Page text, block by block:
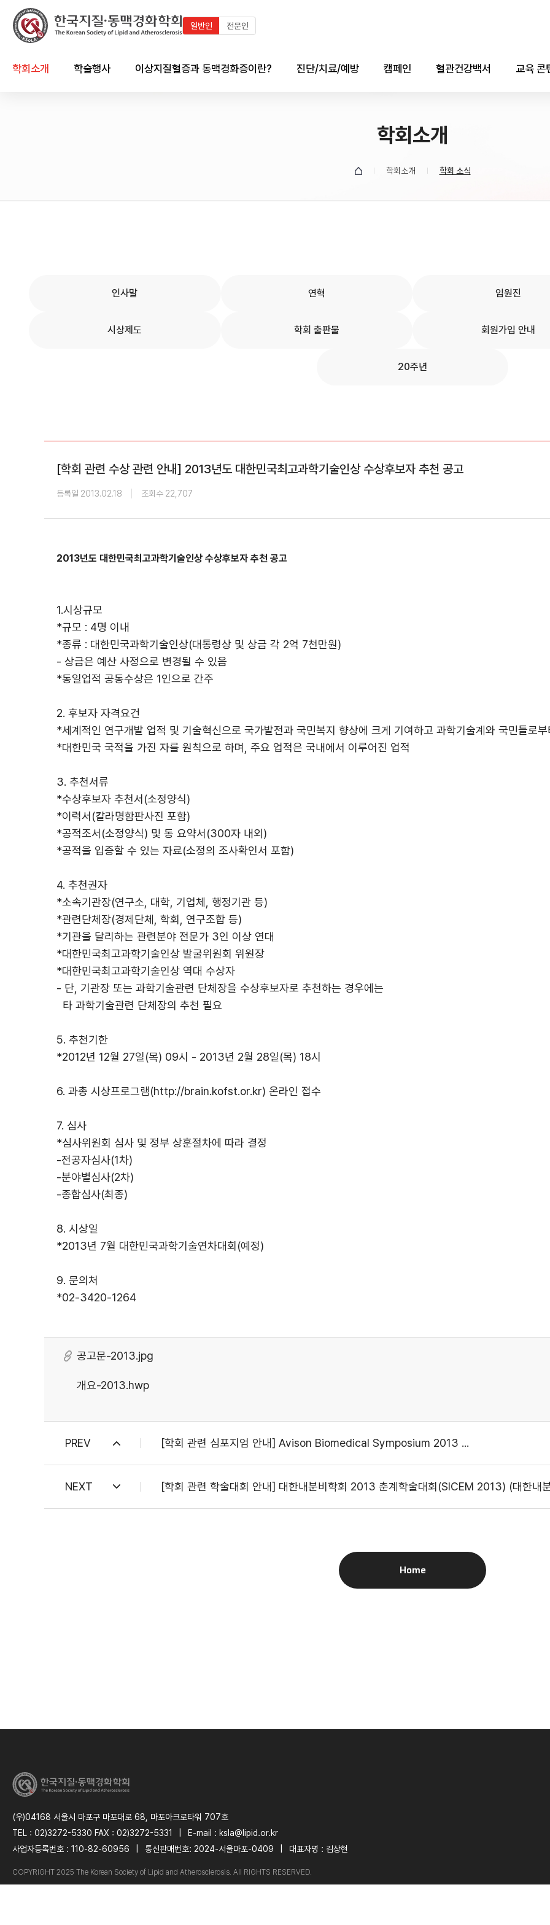
일반인 전문인
학회소개 학술행사 이상지질혈증과 동맥경화증이란? 진단/치료/예방 캠페인
자료실
혈관건강백서 교육 콘
학회소개
학회소개 학회 소식
인사말 연혁 임원진
시상제도 학회 출판물 회원가입 안내
20주년
[학회 관련 수상 관련 안내] 2013년도 대한민국최고과학기술인상 수상후보자 추천 공고
등록일 2013.02.18 조회수 22,707
2013년도 대한민국최고과학기술인상 수상후보자 추천 공고
1.시상규모
*규모 : 4명 이내
*종류 : 대한민국과학기술인상(대통령상 및 상금 각 2억 7천만원)
- 상금은 예산 사정으로 변경될 수 있음
*동일업적 공동수상은 1인으로 간주
2. 후보자 자격요건
*세계적인 연구개발 업적 및 기술혁신으로 국가발전과 국민복지 향상에 크게 기여하고 과학기술계와 국민들로
*대한민국 국적을 가진 자를 원칙으로 하며, 주요 업적은 국내에서 이루어진 업적
3. 추천서류
*수상후보자 추천서(소정양식)
*이력서(칼라명함판사진 포함)
*공적조서(소정양식) 및 동 요약서(300자 내외)
*공적을 입증할 수 있는 자료(소정의 조사확인서 포함)
4. 추천권자
*소속기관장(연구소, 대학, 기업체, 행정기관 등)
*관련단체장(경제단체, 학회, 연구조합 등)
*기관을 달리하는 관련분야 전문가 3인 이상 연대
*대한민국최고과학기술인상 발굴위원회 위원장
*대한민국최고과학기술인상 역대 수상자
- 단, 기관장 또는 과학기술관련 단체장을 수상후보자로 추천하는 경우에는
타 과학기술관련 단체장의 추천 필요
5. 추천기한
*2012년 12월 27일(목) 09시 - 2013년 2월 28일(목) 18시
6. 과총 시상프로그램(http://brain.kofst.or.kr) 온라인 접수
7. 심사
*심사위원회 심사 및 정부 상훈절차에 따라 결정
-전공자심사(1차)
-분야별심사(2차)
-종합심사(최종)
8. 시상일
*2013년 7월 대한민국과학기술연차대회(예정)
9. 문의처
*02-3420-1264
공고문-2013.jpg
개요-2013.hwp
PREV [학회 관련 심포지엄 안내] Avison Biomedical Symposium 2013 ...
NEXT [학회 관련 학술대회 안내] 대한내분비학회 2013 춘계학술대회(SICEM 2013) (대한내
Home
(우)04168 서울시 마포구 마포대로 68, 마포아크로타워 707호
TEL : 02)3272-5330 FAX : 02)3272-5331
E-mail : ksla@lipid.or.kr
사업자등록번호 : 110-82-60956
통신판매번호: 2024-서울마포-0409 대표자명 : 김상현
COPYRIGHT 2025 The Korean Society of Lipid and Atherosclerosis. All RIGHTS RESERVED.